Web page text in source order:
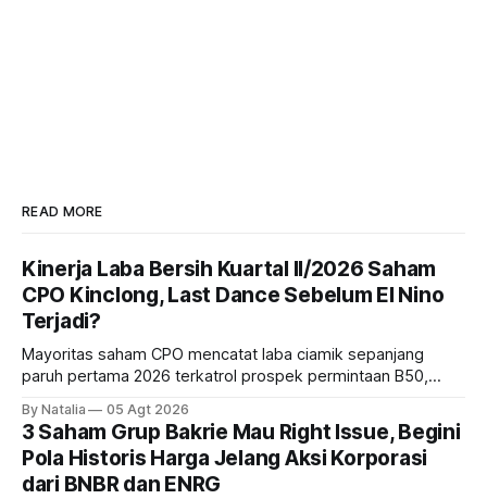
READ MORE
Kinerja Laba Bersih Kuartal II/2026 Saham
CPO Kinclong, Last Dance Sebelum El Nino
Terjadi?
Mayoritas saham CPO mencatat laba ciamik sepanjang
paruh pertama 2026 terkatrol prospek permintaan B50,
diprediksi semakin terlihat mendekati 2027. Kira-kira gimana
prospeknya? apakah masih menarik dilirik sektor ini?
By Natalia 05 Agt 2026
3 Saham Grup Bakrie Mau Right Issue, Begini
Pola Historis Harga Jelang Aksi Korporasi
dari BNBR dan ENRG